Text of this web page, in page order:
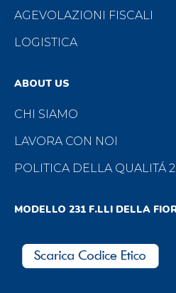
AGEVOLAZIONI FISCALI
LOGISTICA
ABOUT US
CHI SIAMO
LAVORA CON NOI
POLITICA DELLA QUALITÁ
MODELLO 231 F.LLI DELLA